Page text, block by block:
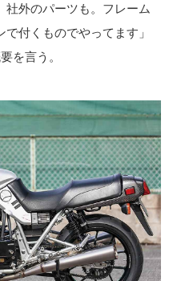
社外のパーツも。フレーム
付くものでやってます」
を言う。